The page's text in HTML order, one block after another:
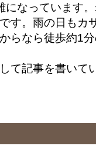
なっています
す。雨の日もカ
らなら徒歩約1
て記事を書いて